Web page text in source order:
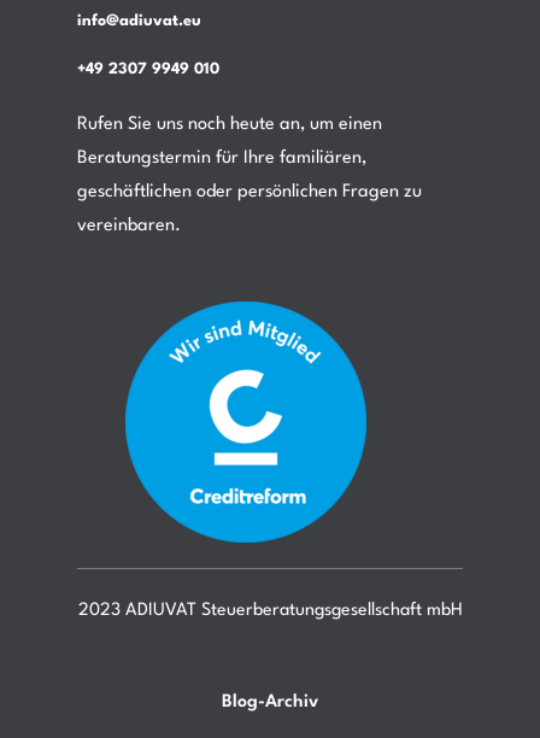
info@adiuvat.eu
+49 2307 9949 010
Rufen Sie uns noch heute an, um einen
Beratungstermin für Ihre familiären,
geschäftlichen oder persönlichen Fragen zu
vereinbaren.
2023 ADIUVAT Steuerberatungsgesellschaft mbH
Blog-Archiv